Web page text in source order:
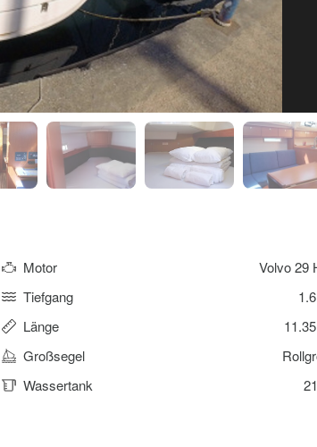
Motor
Volvo 29
Tiefgang
Länge
Großsegel
Wassertank